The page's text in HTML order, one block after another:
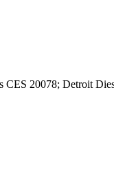
20078; Detroit